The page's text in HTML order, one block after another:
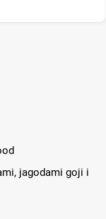
jagodami goji i